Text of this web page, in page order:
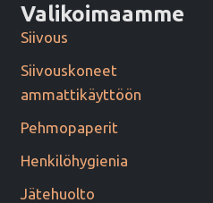
Valikoimaamme
Siivous
Siivouskoneet
ammattikäyttöön
Pehmopaperit
Henkilöhygienia
Jätehuolto